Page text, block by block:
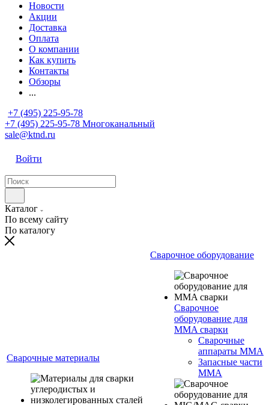
Новости
Акции
Доставка
Оплата
О компании
Как купить
Контакты
Обзоры
...
+7 (495) 225-95-78
+7 (495) 225-95-78 Многоканальный
sale@ktnd.ru
Войти
Каталог
По всему сайту
По каталогу
Сварочные материалы
Сварочное оборудование
Сварочное
оборудование для
MMA сварки
Сварочные
аппараты MMA
Запасные части
MMA